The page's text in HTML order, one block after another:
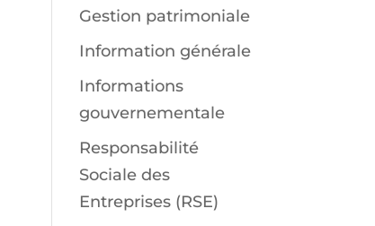
Gestion patrimoniale
Information générale
Informations
gouvernementale
Responsabilité
Sociale des
Entreprises (RSE)